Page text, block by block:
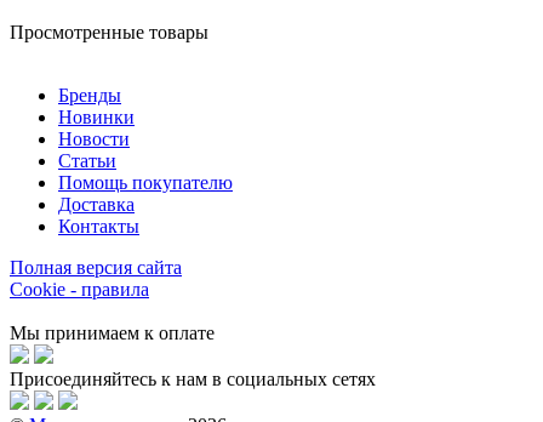
Просмотренные товары
Бренды
Новинки
Новости
Статьи
Помощь покупателю
Доставка
Контакты
Полная версия сайта
Cookie - правила
Мы принимаем к оплате
Присоединяйтесь к нам в социальных сетях